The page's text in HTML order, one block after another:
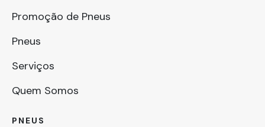
Promoção de Pneus
Pneus
Serviços
Quem Somos
PNEUS